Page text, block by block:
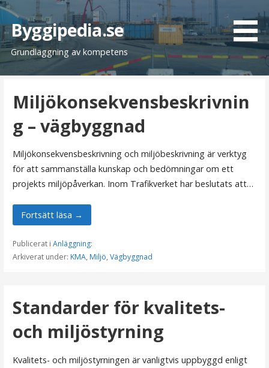
H
o
p
p
Byggipedia.se
Grundläggning av kompetens
Miljökonsekvensbeskrivnin
g – vägbyggnad
Miljökonsekvensbeskrivning och miljöbeskrivning är verktyg
för att sammanställa kunskap och bedömningar om ett
projekts miljöpåverkan. Inom Trafikverket har beslutats att…
Fortsätt läsa →
Publicerat i Anläggning:
Arkiverat under: KMA, Miljö, Vägbyggnad
Standarder för kvalitets-
och miljöstyrning
Kvalitets- och miljöstyrningen är vanligtvis uppbyggd enligt